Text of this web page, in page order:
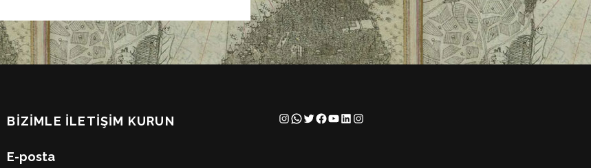
BIZIMLE İLETIŞIM KURUN
E-posta
Instagram
WhatsApp
Twitter
Facebook
YouTube
LinkedIn
Instagram